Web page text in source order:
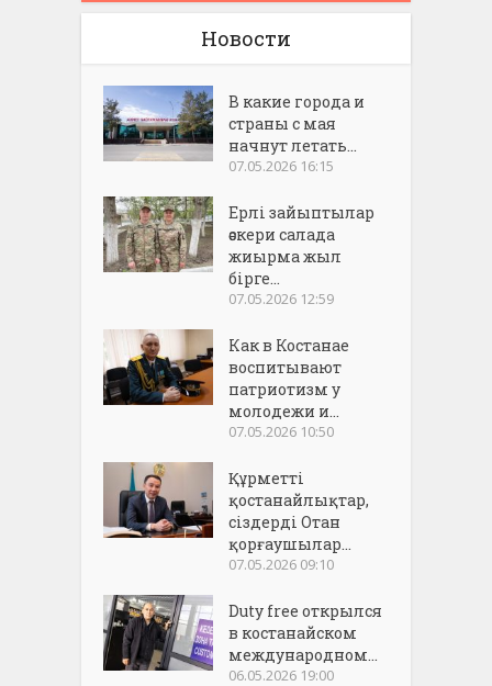
Новости
В какие города и
страны с мая
начнут летать...
07.05.2026 16:15
Ерлі зайыптылар
әскери салада
жиырма жыл
бірге...
07.05.2026 12:59
Как в Костанае
воспитывают
патриотизм у
молодежи и...
07.05.2026 10:50
Құрметті
қостанайлықтар,
сіздерді Отан
қорғаушылар...
07.05.2026 09:10
Duty free открылся
в костанайском
международном...
06.05.2026 19:00